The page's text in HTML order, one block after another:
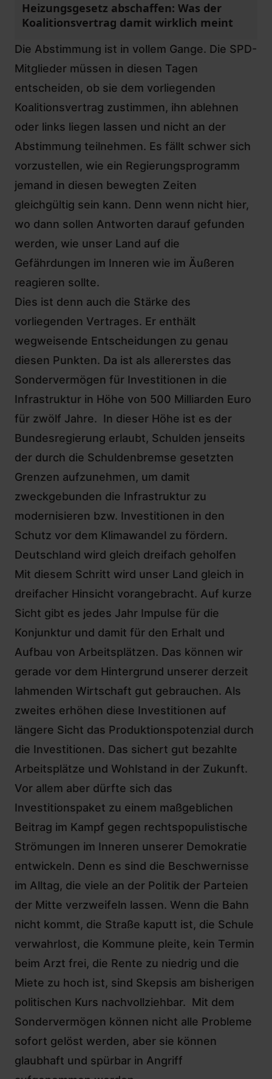
Heizungsgesetz abschaffen: Was der
Koalitionsvertrag damit wirklich meint
Die Abstimmung ist in vollem Gange. Die SPD-
Mitglieder müssen in diesen Tagen
entscheiden, ob sie dem vorliegenden
Koalitionsvertrag zustimmen, ihn ablehnen
oder links liegen lassen und nicht an der
Abstimmung teilnehmen. Es fällt schwer sich
vorzustellen, wie ein Regierungsprogramm
jemand in diesen bewegten Zeiten
gleichgültig sein kann. Denn wenn nicht hier,
wo dann sollen Antworten darauf gefunden
werden, wie unser Land auf die
Gefährdungen im Inneren wie im Äußeren
reagieren sollte.
Dies ist denn auch die Stärke des
vorliegenden Vertrages. Er enthält
wegweisende Entscheidungen zu genau
diesen Punkten. Da ist als allererstes das
Sondervermögen für Investitionen in die
Infrastruktur in Höhe von 500 Milliarden Euro
für zwölf Jahre. In dieser Höhe ist es der
Bundesregierung erlaubt, Schulden jenseits
der durch die Schuldenbremse gesetzten
Grenzen aufzunehmen, um damit
zweckgebunden die Infrastruktur zu
modernisieren bzw. Investitionen in den
Schutz vor dem Klimawandel zu fördern.
Deutschland wird gleich dreifach geholfen
Mit diesem Schritt wird unser Land gleich in
dreifacher Hinsicht vorangebracht. Auf kurze
Sicht gibt es jedes Jahr Impulse für die
Konjunktur und damit für den Erhalt und
Aufbau von Arbeitsplätzen. Das können wir
gerade vor dem Hintergrund unserer derzeit
lahmenden Wirtschaft gut gebrauchen. Als
zweites erhöhen diese Investitionen auf
längere Sicht das Produktionspotenzial durch
die Investitionen. Das sichert gut bezahlte
Arbeitsplätze und Wohlstand in der Zukunft.
Vor allem aber dürfte sich das
Investitionspaket zu einem maßgeblichen
Beitrag im Kampf gegen rechtspopulistische
Strömungen im Inneren unserer Demokratie
entwickeln. Denn es sind die Beschwernisse
im Alltag, die viele an der Politik der Parteien
der Mitte verzweifeln lassen. Wenn die Bahn
nicht kommt, die Straße kaputt ist, die Schule
verwahrlost, die Kommune pleite, kein Termin
beim Arzt frei, die Rente zu niedrig und die
Miete zu hoch ist, sind Skepsis am bisherigen
politischen Kurs nachvollziehbar. Mit dem
Sondervermögen können nicht alle Probleme
sofort gelöst werden, aber sie können
glaubhaft und spürbar in Angriff